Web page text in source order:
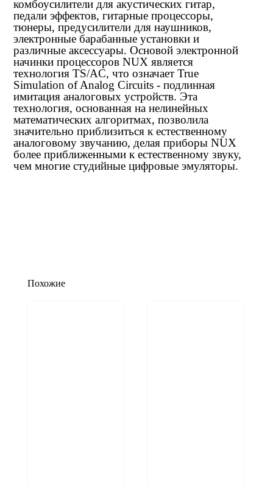
комбоусилители для акустических гитар,
педали эффектов, гитарные процессоры,
тюнеры, предусилители для наушников,
электронные барабанные установки и
различные аксессуары. Основой электронной
начинки процессоров NUX является
технология TS/AC, что означает True
Simulation of Analog Circuits - подлинная
имитация аналоговых устройств. Эта
технология, основанная на нелинейных
математических алгоритмах, позволила
значительно приблизиться к естественному
аналоговому звучанию, делая приборы NUX
более приближенными к естественному звуку,
чем многие студийные цифровые эмуляторы.
Похожие